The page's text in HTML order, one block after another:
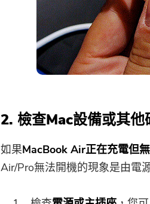
2. 檢查Mac設備或其他
如果MacBook Air正在充電但
Air/Pro無法開機的現象是由電